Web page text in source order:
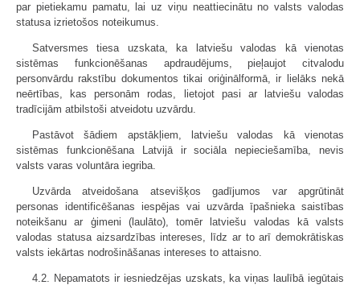
par pietiekamu pamatu, lai uz viņu neattiecinātu no valsts valodas
statusa izrietošos noteikumus.
Satversmes tiesa uzskata, ka latviešu valodas kā vienotas
sistēmas funkcionēšanas apdraudējums, pieļaujot citvalodu
personvārdu rakstību dokumentos tikai oriģinālformā, ir lielāks nekā
neērtības, kas personām rodas, lietojot pasi ar latviešu valodas
tradīcijām atbilstoši atveidotu uzvārdu.
Pastāvot šādiem apstākļiem, latviešu valodas kā vienotas
sistēmas funkcionēšana Latvijā ir sociāla nepieciešamība, nevis
valsts varas voluntāra iegriba.
Uzvārda atveidošana atsevišķos gadījumos var apgrūtināt
personas identificēšanas iespējas vai uzvārda īpašnieka saistības
noteikšanu ar ģimeni (laulāto), tomēr latviešu valodas kā valsts
valodas statusa aizsardzības intereses, līdz ar to arī demokrātiskas
valsts iekārtas nodrošināšanas intereses to attaisno.
4.2. Nepamatots ir iesniedzējas uzskats, ka viņas laulībā iegūtais